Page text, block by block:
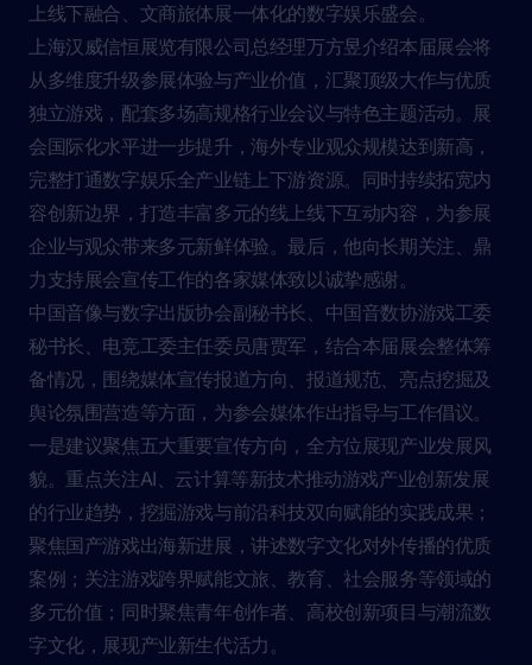
上线下融合、文商旅体展一体化的数字娱乐盛会。
上海汉威信恒展览有限公司总经理万方昱介绍本届展会将
从多维度升级参展体验与产业价值，汇聚顶级大作与优质
独立游戏，配套多场高规格行业会议与特色主题活动。展
会国际化水平进一步提升，海外专业观众规模达到新高，
完整打通数字娱乐全产业链上下游资源。同时持续拓宽内
容创新边界，打造丰富多元的线上线下互动内容，为参展
企业与观众带来多元新鲜体验。最后，他向长期关注、鼎
力支持展会宣传工作的各家媒体致以诚挚感谢。
中国音像与数字出版协会副秘书长、中国音数协游戏工委
秘书长、电竞工委主任委员唐贾军，结合本届展会整体筹
备情况，围绕媒体宣传报道方向、报道规范、亮点挖掘及
舆论氛围营造等方面，为参会媒体作出指导与工作倡议。
一是建议聚焦五大重要宣传方向，全方位展现产业发展风
貌。重点关注AI、云计算等新技术推动游戏产业创新发展
的行业趋势，挖掘游戏与前沿科技双向赋能的实践成果；
聚焦国产游戏出海新进展，讲述数字文化对外传播的优质
案例；关注游戏跨界赋能文旅、教育、社会服务等领域的
多元价值；同时聚焦青年创作者、高校创新项目与潮流数
字文化，展现产业新生代活力。